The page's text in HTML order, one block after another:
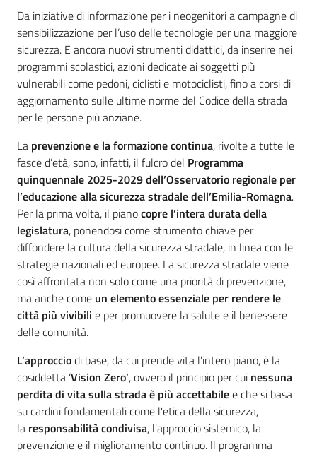
iniziative
Materiali
informativi
e
didattici
e
video
Mobilità
Argomenti
Servizi
Leggi Atti Bandi
Da iniziative di informazione per i neogenitori a campagne di
sensibilizzazione per l’uso delle tecnologie per una maggiore
sicurezza. E ancora nuovi strumenti didattici, da inserire nei
programmi scolastici, azioni dedicate ai soggetti più
vulnerabili come pedoni, ciclisti e motociclisti, fino a corsi di
aggiornamento sulle ultime norme del Codice della strada
per le persone più anziane.
La prevenzione e la formazione continua, rivolte a tutte le
fasce d’età, sono, infatti, il fulcro del Programma
quinquennale 2025-2029 dell’Osservatorio regionale per
l’educazione alla sicurezza stradale dell’Emilia-Romagna.
Per la prima volta, il pianocopre l’intera durata della
legislatura, ponendosi come strumento chiave per
diffondere la cultura della sicurezza stradale, in linea con le
strategie nazionali ed europee. La sicurezza stradale viene
così affrontata non solo come una priorità di prevenzione,
ma anche come un elemento essenziale per rendere le
città più vivibili e per promuovere la salute e il benessere
delle comunità.
L’approcciodi base, da cui prende vita l’intero piano, è la
cosiddetta ‘Vision Zero’, ovvero il principio per cui nessuna
perdita di vita sulla strada è più accettabilee che si basa
su cardini fondamentali come l'etica della sicurezza,
la responsabilità condivisa, l'approccio sistemico, la
prevenzione e il miglioramento continuo. Il programma